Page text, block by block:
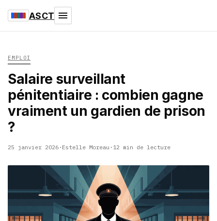
ASCT
EMPLOI
Salaire surveillant
pénitentiaire : combien gagne
vraiment un gardien de prison
?
25 janvier 2026 · Estelle Moreau · 12 min de lecture